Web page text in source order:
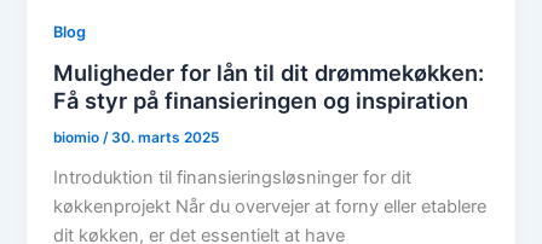
Blog
Muligheder for lån til dit drømmekøkken:
Få styr på finansieringen og inspiration
biomio/30. marts 2025
Introduktion til finansieringsløsninger for dit
køkkenprojekt Når du overvejer at forny eller etablere
dit køkken, er det essentielt at have